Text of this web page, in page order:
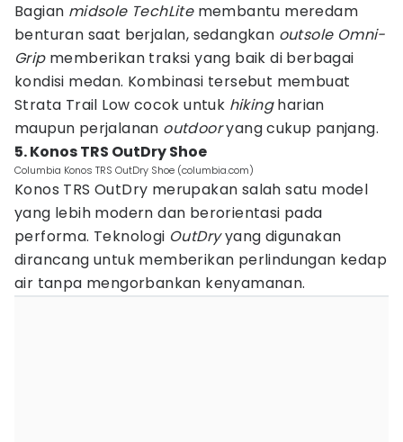
Bagian midsole TechLitemembantu meredam
benturan saat berjalan, sedangkan outsole Omni-
Gripmemberikan traksi yang baik di berbagai
kondisi medan. Kombinasi tersebut membuat
Strata Trail Low cocok untuk hikingharian
maupun perjalanan outdooryang cukup panjang.
5. Konos TRS OutDry Shoe
Columbia Konos TRS OutDry Shoe (columbia.com)
Konos TRS OutDry merupakan salah satu model
yang lebih modern dan berorientasi pada
performa. Teknologi OutDryyang digunakan
dirancang untuk memberikan perlindungan kedap
air tanpa mengorbankan kenyamanan.